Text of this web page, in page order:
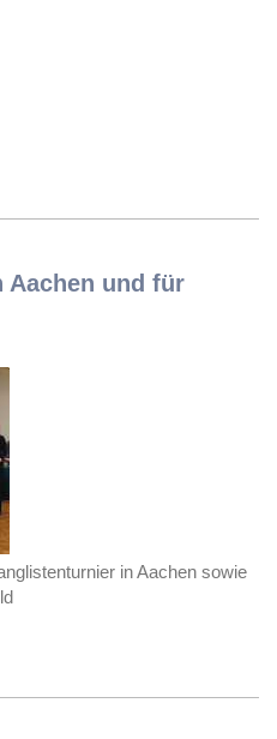
Aachen und für
in Aachen sowie